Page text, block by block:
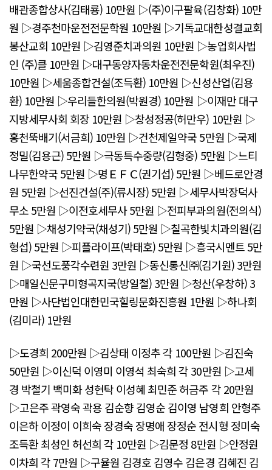
배관종합상사(김태룡) 10만원 ▷(주)이구팔육(김창화) 10만
원 ▷경주천마운전전문학원 10만원 ▷기독교대한성결교회
봉산교회 10만원 ▷김영준치과의원 10만원 ▷농업회사법
인 (주)클 10만원 ▷대구동양자동차운전전문학원(최우진)
10만원 ▷세움종합건설(조득환) 10만원 ▷신성산업(김용
환) 10만원 ▷우리들한의원(박원경) 10만원 ▷이재만 대구
지방세무사회 회장 10만원 ▷창성정공(허만우) 10만원 ▷
홍천뚝배기(서금희) 10만원 ▷건천제일약국 5만원 ▷국제
정밀(김용근) 5만원 ▷극동특수중량(김형중) 5만원 ▷느티
나무한약국 5만원 ▷명ＥＦＣ(권기섭) 5만원 ▷베드로안경
원 5만원 ▷선진건설(주)(류시장) 5만원 ▷세무사박장덕사
무소 5만원 ▷이전호세무사 5만원 ▷전피부과의원(전의식)
5만원 ▷채성기약국(채성기) 5만원 ▷칠곡한빛치과의원(김
형섭) 5만원 ▷피플라이프(박태호) 5만원 ▷흥국시멘트 5만
원 ▷국선도풍각수련원 3만원 ▷동신통신㈜(김기원) 3만원
▷매일신문구미형곡지국(방일철) 3만원 ▷청산(우창하) 3
만원 ▷사단법인대한민국힐링문화진흥원 1만원 ▷하나회
(김미라) 1만원
▷도경희 200만원 ▷김상태 이정추 각 100만원 ▷김진숙
50만원 ▷이신덕 이영미 이영석 최숙희 각 30만원 ▷고세
경 박철기 백미화 성현탁 이성혜 최민준 허금주 각 20만원
▷고은주 곽영숙 곽용 김순향 김영순 김이영 남영희 안형주
이은하 이정이 이희숙 장경숙 장명애 장정순 전시형 정미숙
조득환 최성인 허선희 각 10만원 ▷김문정 8만원 ▷안정원
이차희 각 7만원 ▷구율원 김경호 김영수 김은경 김혜진 김